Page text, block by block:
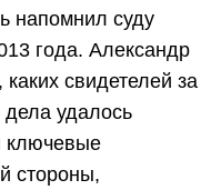
напомнил суду
года. Александр
свидетелей за
дела удалось
ключевые
стороны,